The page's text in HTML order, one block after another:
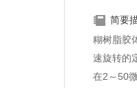
简要
糊树脂胶
速旋转的
在2～50